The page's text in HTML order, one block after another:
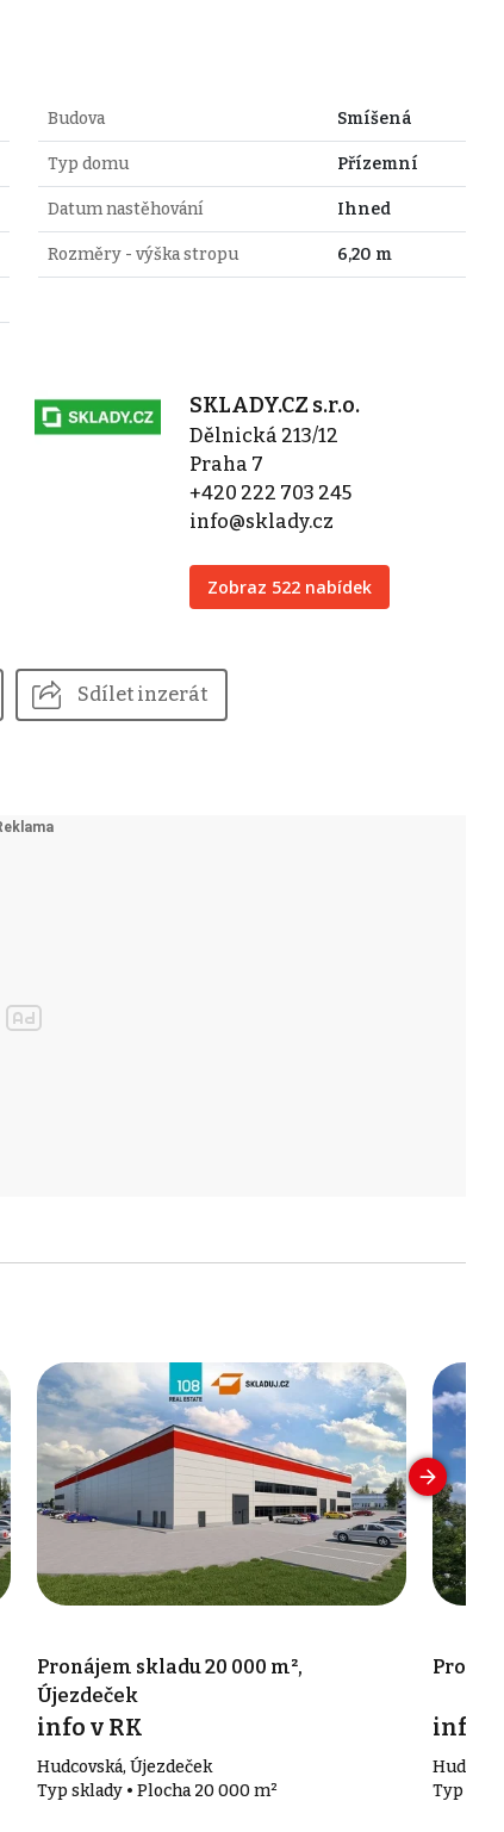
Budova Smíšená
Typ domu Přízemní
Datum nastěhování Ihned
Rozměry - výška stropu 6,20 m
SKLADY.CZ s.r.o.
Dělnická 213/12
Praha 7
+420 222 703 245
info@sklady.cz
Zobraz 522 nabídek
Sdílet inzerát
Pronájem skladu 20 000 m²,
Újezdeček
info v RK
Hudcovská, Újezdeček
Typ sklady • Plocha 20 000 m²
info v
Typ